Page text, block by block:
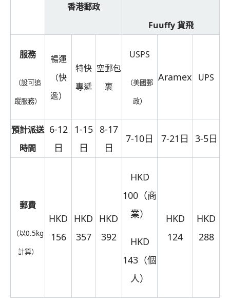
香港郵政
Fuuffy 貨飛
服務
（設可追
蹤服務）
暢運
（快
遞）
特快
專遞
空郵包
裹
USPS
（美國郵
政）
Aramex UPS
預計派送
時間
6-12
日
1-15
日
8-17
日
7-10日 7-21日 3-5日
郵費
（以0.5kg
計算）
HKD
156
HKD
357
HKD
392
HKD
100（商
業）
HKD
143（個
人）
HKD
124
HKD
288